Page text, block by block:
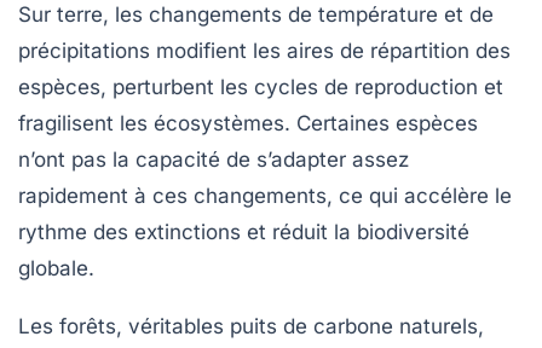
Sur terre, les changements de température et de
précipitations modifient les aires de répartition des
espèces, perturbent les cycles de reproduction et
fragilisent les écosystèmes. Certaines espèces
n’ont pas la capacité de s’adapter assez
rapidement à ces changements, ce qui accélère le
rythme des extinctions et réduit la biodiversité
globale.
Les forêts, véritables puits de carbone naturels,